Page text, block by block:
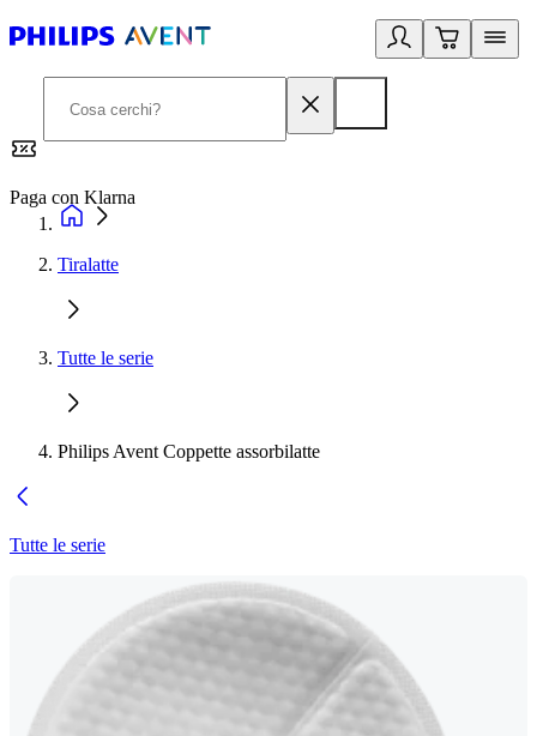
Paga con Klarna
Tiralatte
Tutte le serie
Philips Avent Coppette assorbilatte
Tutte le serie